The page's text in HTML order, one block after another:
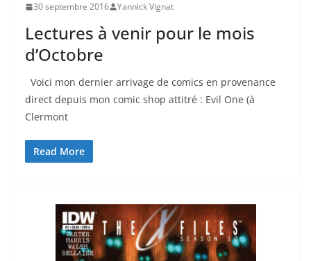
30 septembre 2016 Yannick Vignat
Lectures à venir pour le mois
d’Octobre
Voici mon dernier arrivage de comics en provenance
direct depuis mon comic shop attitré : Evil One (à
Clermont
Read More